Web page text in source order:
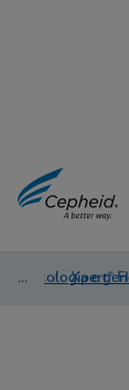
Oncologia e
/ Xpert®